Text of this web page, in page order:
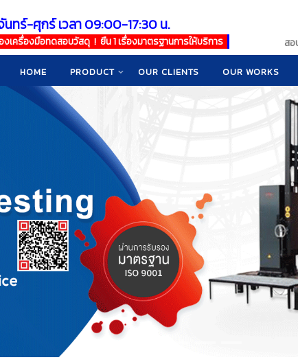
นทร์-ศุกร์ เวลา 09:00-17:30 น.
เครื่องมือทดสอบวัสดุ ! ยืน 1 เรื่องมาตรฐานการให้บริการ สอ
HOME PRODUCT OUR CLIENTS OUR WORKS